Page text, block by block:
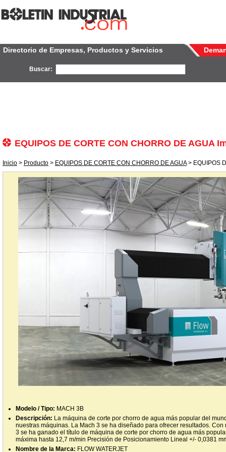
Directorio de Empresas, Productos y Servicios
Buscar:
EQUIPOS DE CORTE CON CHORRO DE AGUA
Inicio > Producto > EQUIPOS DE CORTE CON CHORRO DE AGUA> EQUIPOS
Modelo / Tipo: MACH 3B
Descripción: La máquina de corte por chorro de agua más popular del
nuestras máquinas. La Mach 3 se ha diseñado para ofrecer resultados.
3 se ha ganado el título de máquina de corte por chorro de agua más
máxima hasta 12,7 m/min Precisión de Posicionamiento Lineal +/- 0,0381
Nombre de la Marca: FLOW WATERJET